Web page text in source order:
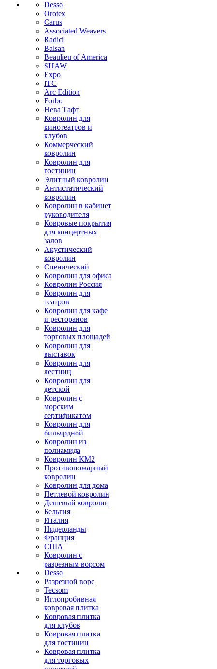
Desso
Orotex
Carus
Associated Weavers
Radici
Balsan
Beaulieu of America
SHAW
Expo
ITC
Arc Edition
Forbo
Нева Тафт
Ковролин для
кинотеатров и
клубов
Коммерческий
ковролин
Ковролин для
гостиниц
Элитный ковролин
Антистатический
ковролин
Ковролин в кабинет
руководителя
Ковровые покрытия
для концертных
залов
Акустический
ковролин
Сценический
Ковролин для офиса
Ковролин Россия
Ковролин для
театров
Ковролин для кафе
и ресторанов
Ковролин для
торговых площадей
Ковролин для
выставок
Ковролин для
лестниц
Ковролин для
детской
Ковролин с
морским
сертификатом
Ковролин для
бильярдной
Ковролин из
полиамида
Ковролин КМ2
Противопожарный
ковролин
Ковролин для дома
Петлевой ковролин
Дешевый ковролин
Бельгия
Италия
Нидерланды
Франция
США
Ковролин с
разрезным ворсом
Desso
Разрезной ворс
Tecsom
Иглопробивная
ковровая плитка
Ковровая плитка
для клубов
Ковровая плитка
для гостиниц
Ковровая плитка
для торговых